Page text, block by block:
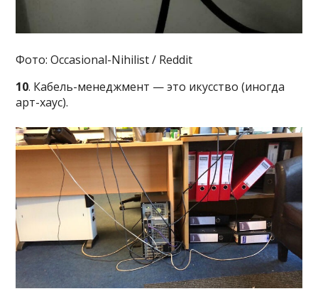
Фото: Occasional-Nihilist / Reddit
10. Кабель-менеджмент — это икусство (иногда
арт-хаус).